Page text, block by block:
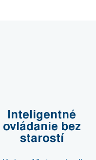
Inteligentné
ovládanie bez
starostí